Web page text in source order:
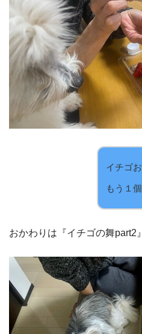
イチゴ
もう１
おかわりは『イチゴの舞part2